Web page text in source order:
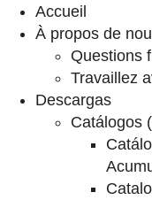
Accueil
À propos de
Questions
Travaillez
Descargas
Catálogos